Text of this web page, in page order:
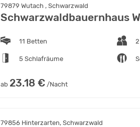
79879 Wutach , Schwarzwald
Schwarzwaldbauernhaus
11 Betten
5 Schlafräume
ab 23.18 € /Nacht
79856 Hinterzarten, Schwarzwald